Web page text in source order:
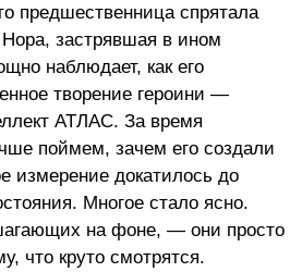
предшественница спрятала
застрявшая в ином
наблюдает, как его
творение героини —
АТЛАС. За время
поймем, зачем его создали
измерение докатилось до
Многое стало ясно.
на фоне, — они просто
что круто смотрятся.